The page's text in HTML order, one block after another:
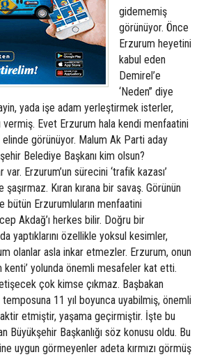
gidememiş
görünüyor. Önce
Erzurum heyetini
kabul eden
Demirel’e
‘Neden” diye
yada işe adam yerleştirmek isterler,
vermiş. Evet Erzurum hala kendi menfaatini
görünüyor. Malum Ak Parti aday
Belediye Başkanı kim olsun?
Erzurum’un sürecini ‘trafik kazası’
Kıran kırana bir savaş. Görünün
bütün Erzurumluların menfaatini
Akdağ’ı herkes bilir. Doğru bir
yaptıklarını özellikle yoksul kesimler,
olanlar asla inkar etmezler. Erzurum, onun
kenti’ yolunda önemli mesafeler kat etti.
çok kimse çıkmaz. Başbakan
temposuna 11 yıl boyunca uyabilmiş, önemli
etmiştir, yaşama geçirmiştir. İşte bu
Büyükşehir Başkanlığı söz konusu oldu. Bu
uygun görmeyenler adeta kırmızı görmüş